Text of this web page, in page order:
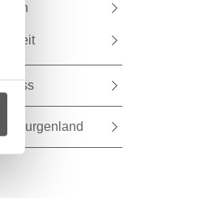
Burgenland